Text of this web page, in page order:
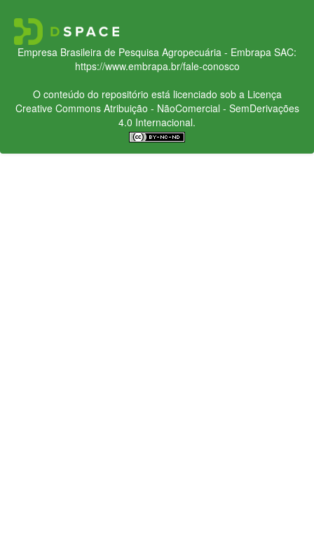
Empresa Brasileira de Pesquisa Agropecuária - Embrapa SAC:
https://www.embrapa.br/fale-conosco
O conteúdo do repositório está licenciado sob a Licença
Creative CommonsAtribuição - NãoComercial - SemDerivações
4.0 Internacional.